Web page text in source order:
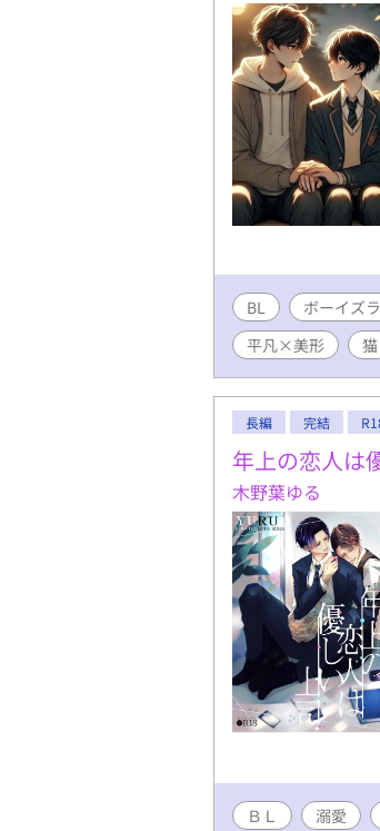
BL ボーイズ
平凡×美形
猫
長編 完結
年上の恋人は
木野葉ゆる
ＢＬ 溺愛